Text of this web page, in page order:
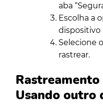
aba
Escolha a
dispositivo
Selecione
rastrear.
Usando outro